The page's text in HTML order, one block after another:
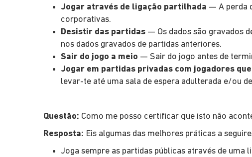
Jogar através de ligação partilhada — A perda
corporativas.
Desistir das partidas — Os dados são gravados
nos dados gravados de partidas anteriores.
Sair do jogo a meio — Sair do jogo antes de
Jogar em partidas privadas com jogadores
levar-te até uma sala de espera adulterada e/ou
Questão: Como me posso certificar que isto não
Resposta: Eis algumas das melhores práticas a
Joga sempre as partidas públicas através de uma